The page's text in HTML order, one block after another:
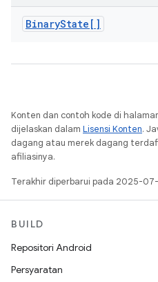
BinaryState[]
Konten dan contoh kode di
dijelaskan dalam Lisensi Konten.
dagang atau merek dagang
afiliasinya.
Terakhir diperbarui pada 2025-
BUILD
Repositori Android
Persyaratan